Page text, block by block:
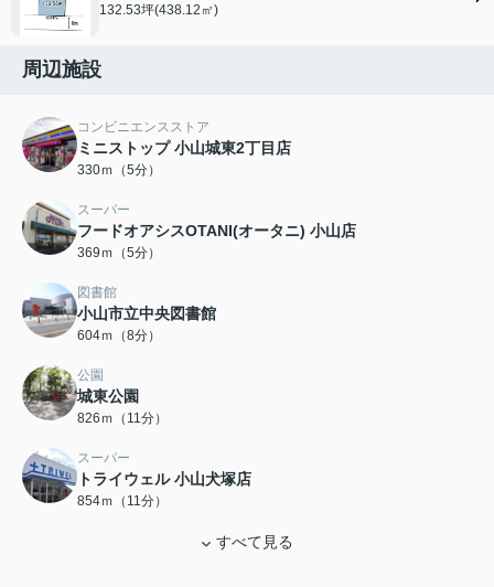
132.53坪(438.12㎡)
周辺施設
コンビニエンスストア
ミニストップ 小山城東2丁目店
330ｍ（5分）
スーパー
フードオアシスOTANI(オータニ) 小山店
369ｍ（5分）
図書館
小山市立中央図書館
604ｍ（8分）
公園
城東公園
826ｍ（11分）
スーパー
トライウェル 小山犬塚店
854ｍ（11分）
すべて見る